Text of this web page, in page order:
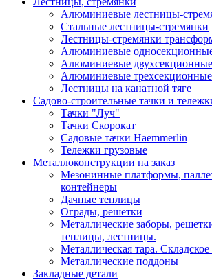
Алюминиевые лестницы-
Стальные лестницы-стремянки
Лестницы-стремянки
Алюминиевые
Алюминиевые
Алюминиевые
Лестницы на канатной тяге
Садово-строительные тачки и
Тачки "Луч"
Тачки Скорокат
Садовые тачки Haemmerlin
Тележки грузовые
Металлоконструкции на заказ
Мезонинные платформы,
контейнеры
Дачные теплицы
Ограды, решетки
Металлические заборы,
теплицы, лестницы.
Металлическая тара.
Металлические поддоны
Закладные детали